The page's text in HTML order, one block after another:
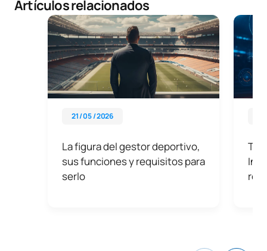
Artículos relacionados
21 / 05 / 2026
La figura del gestor deportivo,
sus funciones y requisitos para
serlo